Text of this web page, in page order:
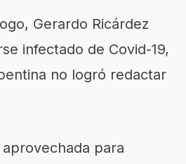
Gerardo Ricárdez
infectado de Covid-19,
no logró redactar
para